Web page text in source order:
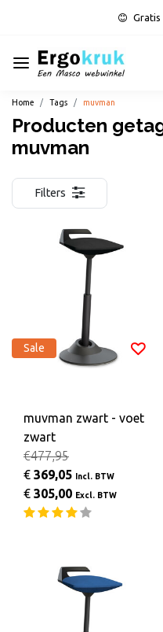
Gratis
Home Tags muvman
Producten
muvman
Filters
Sale
muvman zwart - voet
zwart
€477,95
€ 369,05 Incl. BTW
€ 305,00 Excl. BTW